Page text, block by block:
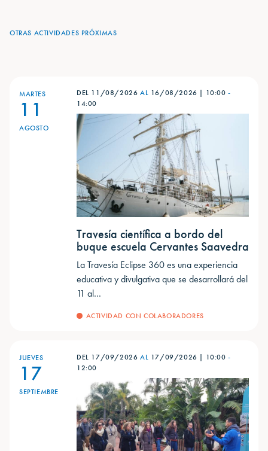
OTRAS ACTIVIDADES PRÓXIMAS
MARTES
11
AGOSTO
DEL 11/08/2026 AL 16/08/2026 | 10:00 -
14:00
Travesía científica a bordo del
buque escuela Cervantes Saavedra
La Travesía Eclipse 360 es una experiencia
educativa y divulgativa que se desarrollará del
11 al…
ACTIVIDAD CON COLABORADORES
JUEVES
17
SEPTIEMBRE
DEL 17/09/2026 AL 17/09/2026 | 10:00 -
12:00